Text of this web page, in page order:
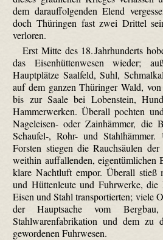
dem darauffolgenden Elend
doch Thüringen fast zwei Drittel
verloren.
Erst Mitte des 18. Jahrhunderts
das Eisenhüttenwesen wieder;
Hauptplätze Saalfeld, Suhl,
auf dem ganzen Thüringer Wald,
bis zur Saale bei Lobenstein,
Hammerwerken. Überall pochten
Nageleisen- oder Zain­hämmer, die
Schaufel-, Rohr- und
Forsten stiegen die Rauchsäulen
weithin auffallenden, eigentümlichen
klare Nachtluft empor. Überall stieß
und Hüttenleute und Fuhrwerke,
Eisen und Stahl transportierten; viele
der Hauptsache vom
Stahlwarenfabrikation und dem zu
gewordenen Fuhrwesen.